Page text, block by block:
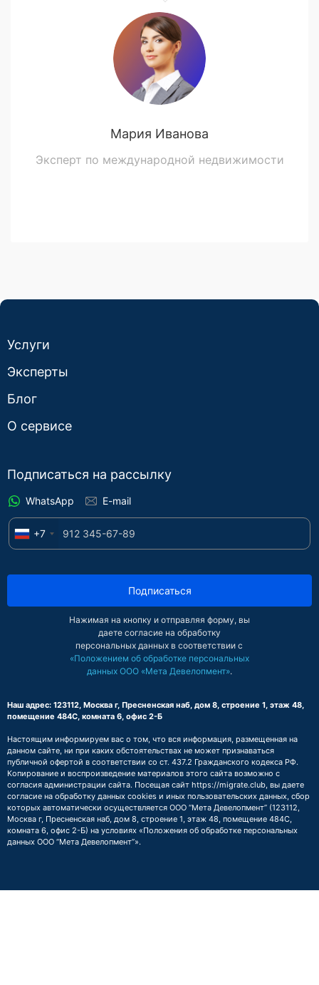
Мария Иванова
Эксперт по международной недвижимости
Услуги
Эксперты
Блог
О сервисе
Подписаться на рассылку
WhatsApp E-mail
+7
Подписаться
Нажимая на кнопку и отправляя форму, вы
даете согласие на обработку
персональных данных в соответствии с
«Положением об обработке персональных
данных ООО «Мета Девелопмент».
Наш адрес: 123112, Москва г, Пресненская наб, дом 8, строение 1, этаж 48,
помещение 484С, комната 6, офис 2-Б
Настоящим информируем вас о том, что вся информация, размещенная на
данном сайте, ни при каких обстоятельствах не может признаваться
публичной офертой в соответствии со ст. 437.2 Гражданского кодекса РФ.
Копирование и воспроизведение материалов этого сайта возможно с
согласия администрации сайта. Посещая сайт https://migrate.club, вы даете
согласие на обработку данных cookies и иных пользовательских данных, сбор
которых автоматически осуществляется ООО “Мета Девелопмент” (123112,
Москва г, Пресненская наб, дом 8, строение 1, этаж 48, помещение 484С,
комната 6, офис 2-Б) на условиях «Положения об обработке персональных
данных ООО “Мета Девелопмент”».